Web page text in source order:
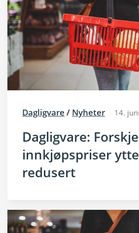
Dagligvare / Nyheter 14.
Dagligvare:
innkjøpspriser
redusert